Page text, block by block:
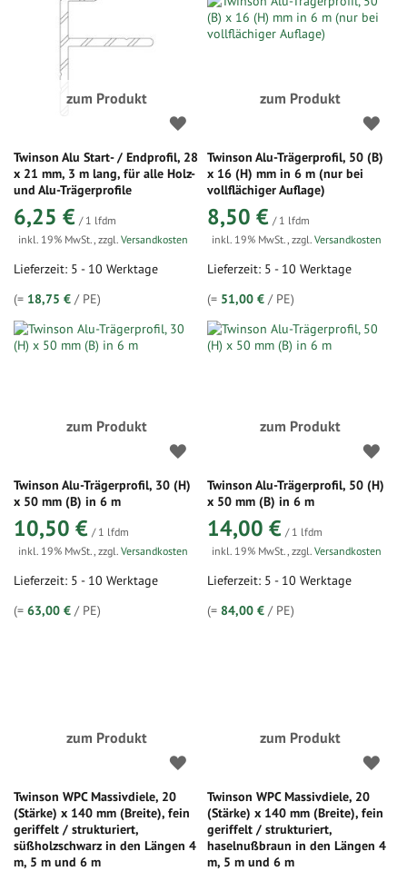
zum Produkt
Twinson Alu Start- / Endprofil, 28
x 21 mm, 3 m lang, für alle Holz-
und Alu-Trägerprofile
6,25 € / 1 lfdm
inkl. 19% MwSt., zzgl. Versandkosten
Lieferzeit: 5 - 10 Werktage
(= 18,75 € / PE)
zum Produkt
Twinson Alu-Trägerprofil, 50 (B)
x 16 (H) mm in 6 m (nur bei
vollflächiger Auflage)
8,50 € / 1 lfdm
inkl. 19% MwSt.,zzgl.Versandkosten
Lieferzeit: 5 - 10 Werktage
(= 51,00 € / PE)
zum Produkt
Twinson Alu-Trägerprofil, 30 (H)
x 50 mm (B) in 6 m
10,50 € / 1 lfdm
inkl. 19% MwSt., zzgl. Versandkosten
Lieferzeit: 5 - 10 Werktage
(= 63,00 € / PE)
zum Produkt
Twinson Alu-Trägerprofil, 50 (H)
x 50 mm (B) in 6 m
14,00 € / 1 lfdm
inkl. 19% MwSt.,zzgl.Versandkosten
Lieferzeit: 5 - 10 Werktage
(= 84,00 € / PE)
zum Produkt
Twinson WPC Massivdiele, 20
(Stärke) x 140 mm (Breite), fein
geriffelt / strukturiert,
süßholzschwarz in den Längen 4
m, 5 m und 6 m
zum Produkt
Twinson WPC Massivdiele, 20
(Stärke) x 140 mm (Breite), fein
geriffelt / strukturiert,
haselnußbraun in den Längen 4
m, 5 m und 6 m